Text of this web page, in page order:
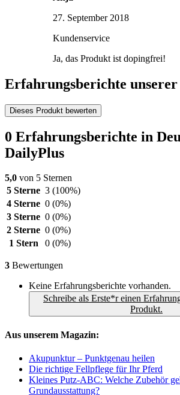
27. September 2018
Kundenservice
Ja, das Produkt ist dopingfrei!
Erfahrungsberichte
Dieses Produkt bewerten
0 Erfahrungsberichte in
DailyPlus
5,0 von 5 Sternen
5 Sterne 3 (100%)
4 Sterne 0 (0%)
3 Sterne 0 (0%)
2 Sterne 0 (0%)
1 Stern
0 (0%)
3 Bewertungen
Keine Erfahrungsberichte vorhanden.
Schreibe als Erste*r einen
Produkt.
Aus unserem Magazin:
Akupunktur – Punktgenau heilen
Die richtige Fellpflege für Ihr Pferd
Kleines Putz-ABC: Welche Zubehör
Grundausstattung?